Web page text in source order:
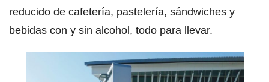
reducido de cafetería, pastelería, sándwiches y
bebidas con y sin alcohol, todo para llevar.